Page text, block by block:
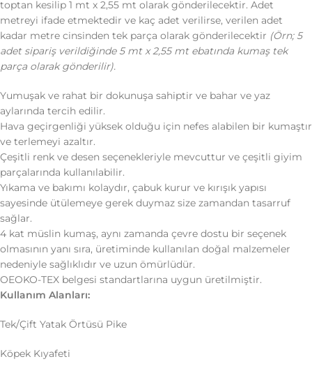
toptan kesilip 1 mt x 2,55 mt olarak gönderilecektir. Adet
metreyi ifade etmektedir ve kaç adet verilirse, verilen adet
kadar metre cinsinden tek parça olarak gönderilecektir (Örn; 5
adet sipariş verildiğinde 5 mt x 2,55 mt ebatında kumaş tek
parça olarak gönderilir).
Yumuşak ve rahat bir dokunuşa sahiptir ve bahar ve yaz
aylarında tercih edilir.
Hava geçirgenliği yüksek olduğu için nefes alabilen bir kumaştır
ve terlemeyi azaltır.
Çeşitli renk ve desen seçenekleriyle mevcuttur ve çeşitli giyim
parçalarında kullanılabilir.
Yıkama ve bakımı kolaydır, çabuk kurur ve kırışık yapısı
sayesinde ütülemeye gerek duymaz size zamandan tasarruf
sağlar.
4 kat müslin kumaş, aynı zamanda çevre dostu bir seçenek
olmasının yanı sıra, üretiminde kullanılan doğal malzemeler
nedeniyle sağlıklıdır ve uzun ömürlüdür.
OEOKO-TEX belgesi standartlarına uygun üretilmiştir.
Kullanım Alanları:
Tek/Çift Yatak Örtüsü Pike
Köpek Kıyafeti